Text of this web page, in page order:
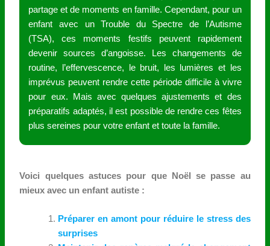
partage et de moments en famille. Cependant, pour un
enfant avec un Trouble du Spectre de l’Autisme
(TSA), ces moments festifs peuvent rapidement
devenir sources d’angoisse.
Les changements de
routine, l’effervescence, le bruit, les lumières et les
imprévus peuvent rendre cette période difficile à vivre
pour eux. Mais avec quelques ajustements et des
préparatifs adaptés, il est possible de rendre ces fêtes
plus sereines pour votre enfant et toute la famille.
Voici quelques astuces pour que Noël se passe au
mieux avec un enfant autiste :
Préparer en amont pour réduire le stress des
surprises